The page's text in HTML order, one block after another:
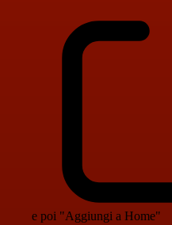
e poi "Aggiungi a Home"